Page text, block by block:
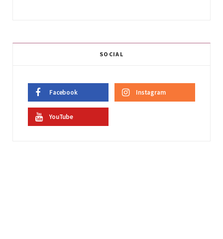
SOCIAL
Facebook Instagram
YouTube